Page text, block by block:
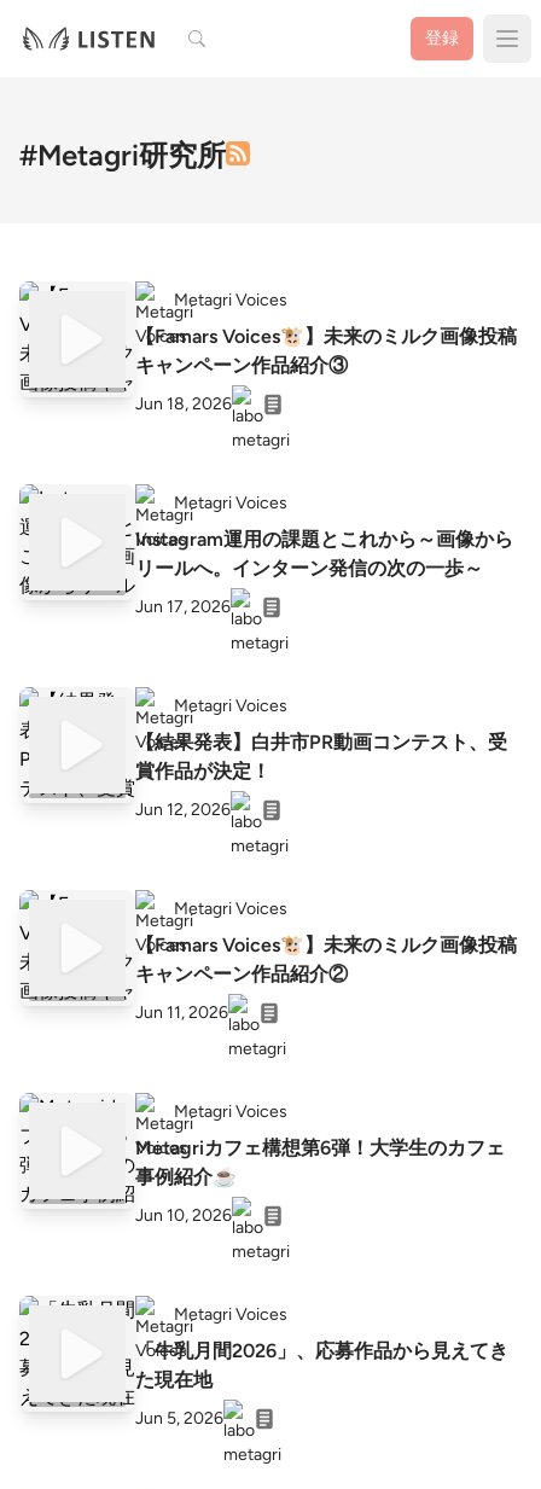
検索 登録
#Metagri研究所
Metagri Voices
【Famars Voices🐮】未来のミルク画像投稿
キャンペーン作品紹介③
Jun 18, 2026
Metagri Voices
Instagram運用の課題とこれから～画像から
リールへ。インターン発信の次の一歩～
Jun 17, 2026
Metagri Voices
【結果発表】白井市PR動画コンテスト、受
賞作品が決定！
Jun 12, 2026
Metagri Voices
【Famars Voices🐮】未来のミルク画像投稿
キャンペーン作品紹介②
Jun 11, 2026
Metagri Voices
Metagriカフェ構想第6弾！大学生のカフェ
事例紹介☕
Jun 10, 2026
Metagri Voices
「牛乳月間2026」、応募作品から見えてき
た現在地
Jun 5, 2026